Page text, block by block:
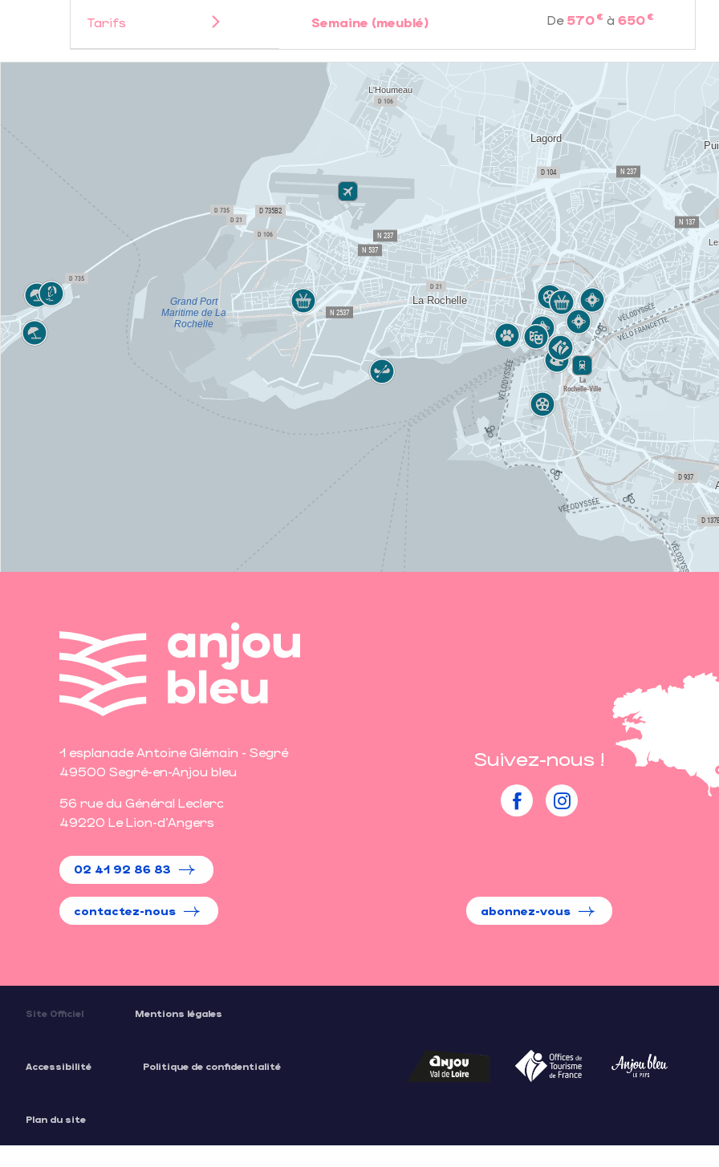
Tarifs Semaine (meublé) De 570 € à650 €
1 esplanade Antoine Glémain - Segré
49500 Segré-en-Anjou bleu
56 rue du Général Leclerc
49220 Le Lion-d'Angers
02 41 92 86 83
contactez-nous
Suivez-nous !
abonnez-vous
Site Officiel Mentions légales
Accessibilité Politique de confidentialité
Plan du site